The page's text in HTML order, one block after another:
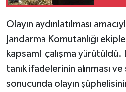
Olayın aydınlatılması
Jandarma Komutanlığı
kapsamlı çalışma
tanık ifadelerinin alınması ve
sonucunda olayın